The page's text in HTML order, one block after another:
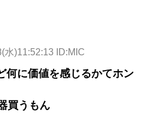
水)11:52:13 ID:MIC
何に価値を感じるかてホン
買うもん